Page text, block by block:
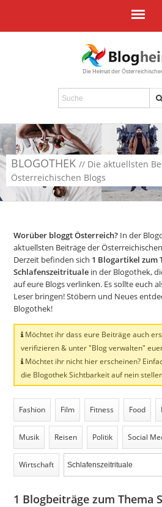
Die Heimat der
BLOGOTHEK // Die aktuellsten
Österreichischen Blogs
Worüber bloggt Österreich? In der
aktuellsten Beiträge der
Derzeit befinden sich 1 Blogartikel zum
Schlafenszeitrituale in der Blogothek,
auf eure Blogs verlinken. Es sollte euch
Leser bringen! Stöbern und Neues
Blogothek!
Möchtet ihr dass eure Beiträge auch
verifizieren & unter "Blog verwalten"
Möchtet ihr nicht hier erscheinen?
die Blogothek Sichtbarkeit auf nein
Fashion Film Fitness Food
Musik Reisen Politik Social
Wirtschaft
1 Blogbeiträge zum Thema